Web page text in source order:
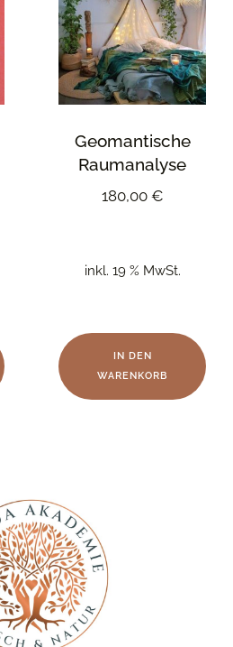
Geomantische
Raumanalyse
180,00 €
inkl. 19 % MwSt.
IN DEN
WARENKORB